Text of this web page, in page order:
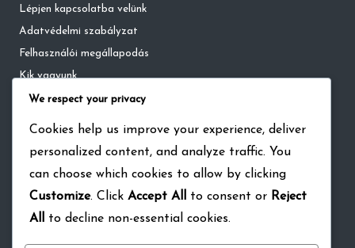
Lépjen kapcsolatba velünk
Adatvédelmi szabályzat
Felhasználói megállapodás
Kik vagyunk
Kategóriák
NBA Live Mobile Beváltható Kódok
NBA Live Mobile Élő Esemény Díjak
NBA Live Mobile Havi Bérlet Bónuszok
We respect your privacy
Cookies help us improve your experience, deliver
personalized content, and analyze traffic. You
can choose which cookies to allow by clicking
Customize. Click Accept All to consent or Reject
All
to decline non-essential cookies.